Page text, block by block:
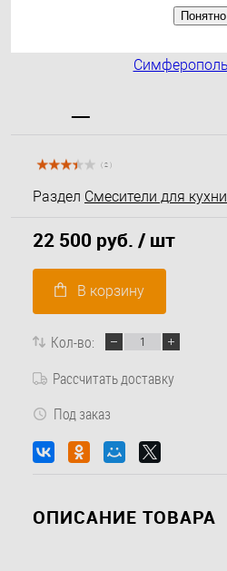
( 2 )
Раздел Смесители для кухни
22 500 руб. / шт
В корзину
Кол-во:
Рассчитать доставку
Под заказ
ОПИСАНИЕ ТОВАРА
Понятно